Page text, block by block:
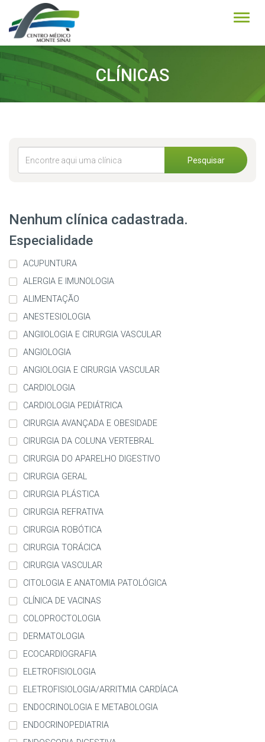
CLÍNICAS
Pesquisar
Nenhum clínica cadastrada.
Especialidade
ACUPUNTURA
ALERGIA E IMUNOLOGIA
ALIMENTAÇÃO
ANESTESIOLOGIA
ANGIIOLOGIA E CIRURGIA VASCULAR
ANGIOLOGIA
ANGIOLOGIA E CIRURGIA VASCULAR
CARDIOLOGIA
CARDIOLOGIA PEDIÁTRICA
CIRURGIA AVANÇADA E OBESIDADE
CIRURGIA DA COLUNA VERTEBRAL
CIRURGIA DO APARELHO DIGESTIVO
CIRURGIA GERAL
CIRURGIA PLÁSTICA
CIRURGIA REFRATIVA
CIRURGIA ROBÓTICA
CIRURGIA TORÁCICA
CIRURGIA VASCULAR
CITOLOGIA E ANATOMIA PATOLÓGICA
CLÍNICA DE VACINAS
COLOPROCTOLOGIA
DERMATOLOGIA
ECOCARDIOGRAFIA
ELETROFISIOLOGIA
ELETROFISIOLOGIA/ARRITMIA CARDÍACA
ENDOCRINOLOGIA E METABOLOGIA
ENDOCRINOPEDIATRIA